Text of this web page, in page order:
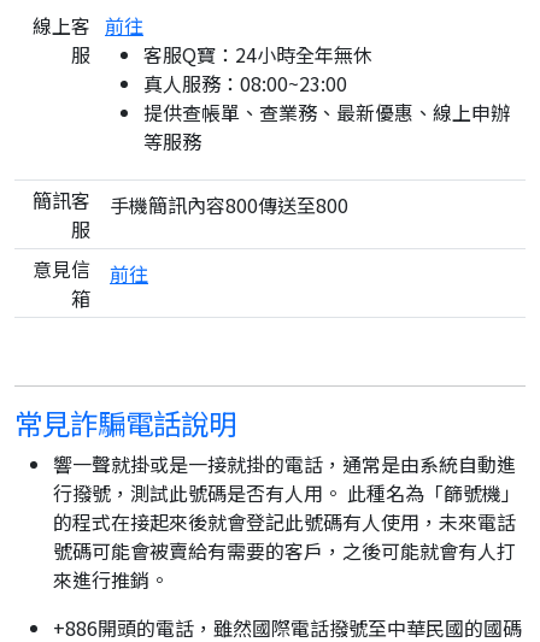
線上客
服
前往
客服Q寶：24小時全年無休
真人服務：08:00~23:00
提供查帳單、查業務、最新優惠、線上申辦
等服務
簡訊客
服
手機簡訊內容800傳送至800
意見信
箱
前往
常見詐騙電話說明
響一聲就掛或是一接就掛的電話，通常是由系統自動進
行撥號，測試此號碼是否有人用。 此種名為「篩號機」
的程式在接起來後就會登記此號碼有人使用，未來電話
號碼可能會被賣給有需要的客戶，之後可能就會有人打
來進行推銷。
+886開頭的電話，雖然國際電話撥號至中華民國的國碼